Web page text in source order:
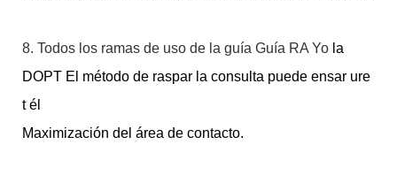
8. Todos los ramas de uso de la guía Guía RA Yo la
DOPT El método de raspar la consulta puede ensar ure
tél
Maximización del área de contacto.